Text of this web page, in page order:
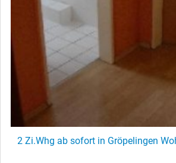
2 Zi.Whg ab sofort in Gröpelingen